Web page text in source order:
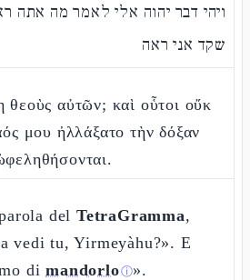
ויהי דבר יהוה אלי לאמר מה אתה
שקד אני ראה
θεοὺς αὐτῶν; καὶ οὗτοι οὔκ
μου ἠλλάξατο τὴν δόξαν
del TetraGramma,
vedi tu, Yirmeyàhu?». E
dimandorloⓘ».